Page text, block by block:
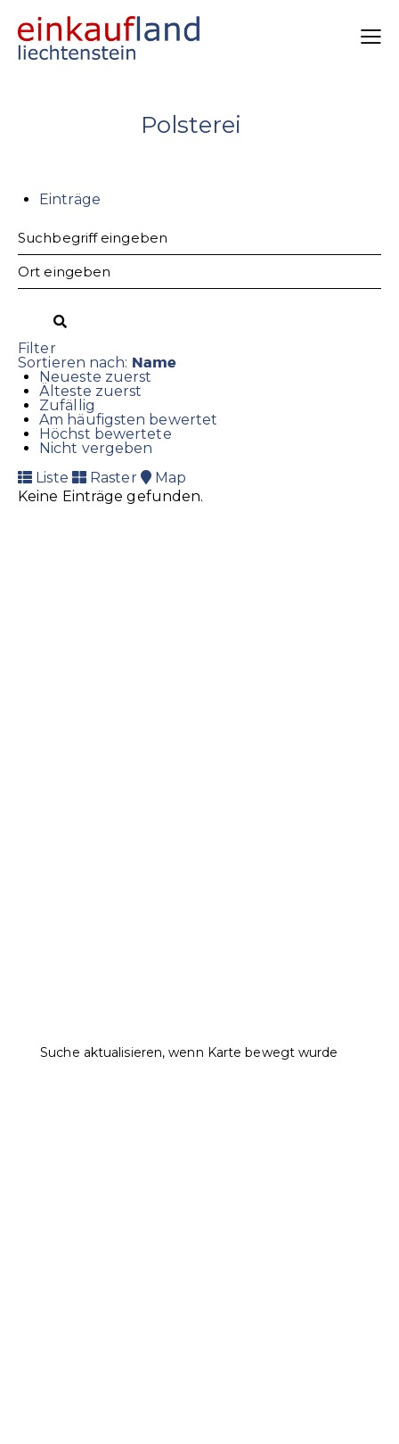
Polsterei
Einträge
Filter
Sortieren nach: Name
Neueste zuerst
Älteste zuerst
Zufällig
Am häufigsten bewertet
Höchst bewertete
Nicht vergeben
Liste
Raster
Map
Keine Einträge gefunden.
Suche aktualisieren, wenn Karte bewegt wurde